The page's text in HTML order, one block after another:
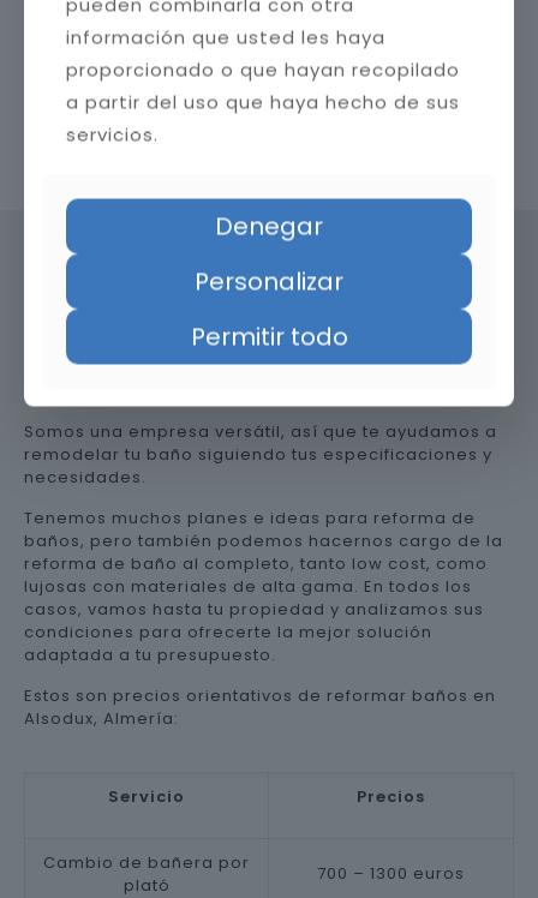
Precio de reformar el baño en
Almería
Somos una empresa versátil, así que te ayudamos a
remodelar tu baño siguiendo tus especificaciones y
necesidades.
Tenemos muchos planes e ideas para reforma de
baños, pero también podemos hacernos cargo de la
reforma de baño al completo, tanto low cost, como
lujosas con materiales de alta gama. En todos los
casos, vamos hasta tu propiedad y analizamos sus
condiciones para ofrecerte la mejor solución
adaptada a tu presupuesto.
Estos son precios orientativos de reformar baños en
Alsodux, Almería:
Servicio Precios
Cambio de bañera por
plató
700 – 1300 euros
información que usted les haya
proporcionado o que hayan recopilado
a partir del uso que haya hecho de sus
servicios.
Denegar
Personalizar
Permitir todo